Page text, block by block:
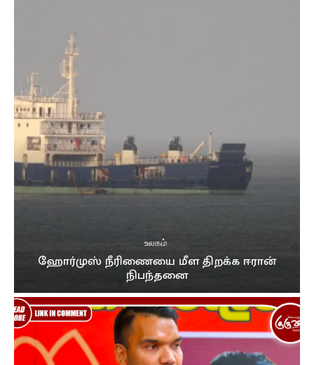
உலகம்
ஹோர்முஸ் நீரிணையை மீள திறக்க ஈரான்
நிபந்தனை